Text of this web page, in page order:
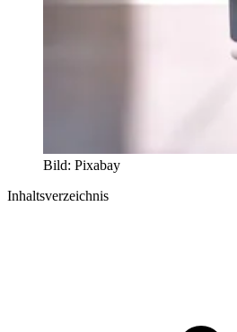
Bild: Pixabay
Inhaltsverzeichnis